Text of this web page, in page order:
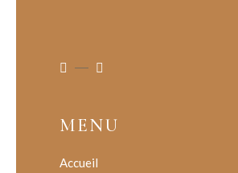
MENU
Accueil